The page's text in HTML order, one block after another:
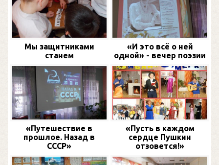
Мы защитниками
станем
«И это всё о ней
одной» - вечер поэзии
«Путешествие в
прошлое. Назад в
СССР»
«Пусть в каждом
сердце Пушкин
отзовется!»